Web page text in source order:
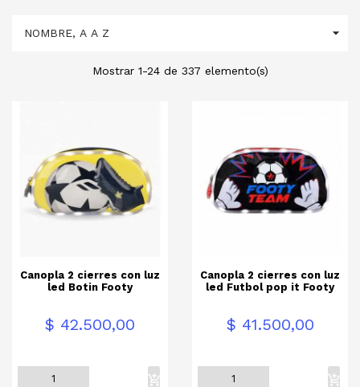
NOMBRE, A A Z 
Mostrar 1-24 de 337 elemento(s)
Canopla 2 cierres con luz
led Botin Footy
Precio$ 42.500,00
Canopla 2 cierres con luz
led Futbol pop it Footy
Precio$ 41.500,00